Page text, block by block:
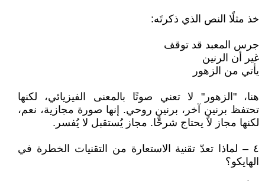
خذ مثلًا النص الذي ذكرتَه:
جرس المعبد قد توقف
غير أن الرنين
يأتي من الزهور
هنا، "الزهور" لا تعني صوتًا بالمعنى الفيزيائي، لكنها
تحتفظ برنينٍ آخر، برنينٍ روحي. إنها صورة مجازية، نعم،
لكنها مجاز لا يحتاج شرحًا. مجاز يُستقبل لا يُفسر.
٤ – لماذا تعدّ تقنية الاستعارة من التقنيات الخطرة في
الهايكو؟